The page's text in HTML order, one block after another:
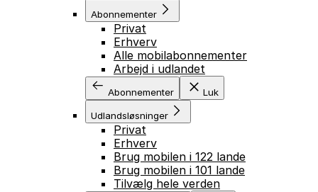
Abonnementer
Privat
Erhverv
Alle mobilabonnementer
Arbejd i udlandet
Abonnementer Luk
Udlandsløsninger
Privat
Erhverv
Brug mobilen i 122 lande
Brug mobilen i 101 lande
Tilvælg hele verden